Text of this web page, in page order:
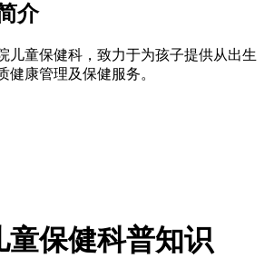
介
儿童保健科，致力于为孩子提供从出生
健康管理及保健服务。
童保健科普知识